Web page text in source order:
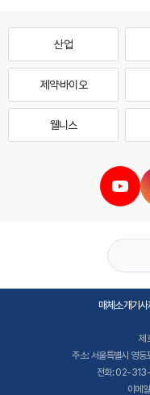
산업
제약·바이오
웰니스
매체소개기사
제
주소: 서울특별시 영
전화: 02-
이메